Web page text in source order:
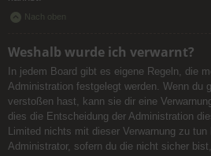
Nach oben
Weshalb wurde ich verwarnt?
In jedem Board gibt es eigene Regeln, die
Administration festgelegt werden. Wenn du
verstoßen hast, kann sie dir eine
dies die Entscheidung der Administration
Limited nichts mit dieser Verwarnung zu
Administrator, sofern du die nicht sicher